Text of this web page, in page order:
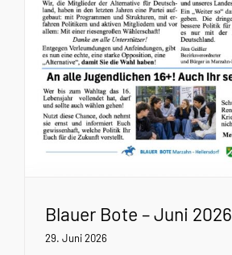
Blauer Bote – Juni 2026
29. Juni 2026